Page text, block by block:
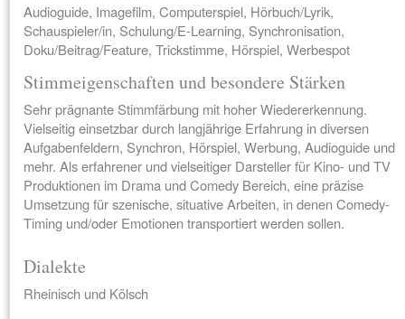
Audioguide, Imagefilm, Computerspiel, Hörbuch/Lyrik,
Schauspieler/in, Schulung/E-Learning, Synchronisation,
Doku/Beitrag/Feature, Trickstimme, Hörspiel, Werbespot
Stimmeigenschaften und besondere Stärken
Sehr prägnante Stimmfärbung mit hoher Wiedererkennung.
Vielseitig einsetzbar durch langjährige Erfahrung in diversen
Aufgabenfeldern, Synchron, Hörspiel, Werbung, Audioguide und
mehr. Als erfahrener und vielseitiger Darsteller für Kino- und TV
Produktionen im Drama und Comedy Bereich, eine präzise
Umsetzung für szenische, situative Arbeiten, in denen Comedy-
Timing und/oder Emotionen transportiert werden sollen.
Dialekte
Rheinisch und Kölsch